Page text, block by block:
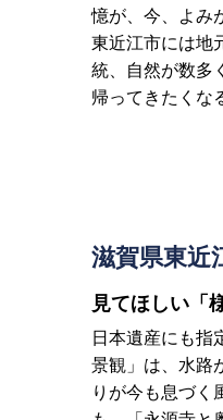
憶が、今、よみ
東近江市には地
統、自然が数多
帰ってきたくな
滋賀県東近
見てほしい「
日本遺産にも指
景観」は、水路
りが今も息づく